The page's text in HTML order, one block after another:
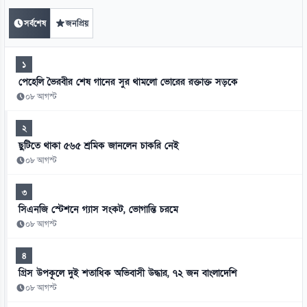
সর্বশেষ জনপ্রিয়
১
পেহেলি ভৈরবীর শেষ গানের সুর থামলো ভোরের রক্তাক্ত সড়কে
০৮ আগস্ট
২
ছুটিতে থাকা ৫৬৫ শ্রমিক জানলেন চাকরি নেই
০৮ আগস্ট
৩
সিএনজি স্টেশনে গ্যাস সংকট, ভোগান্তি চরমে
০৮ আগস্ট
৪
গ্রিস উপকূলে দুই শতাধিক অভিবাসী উদ্ধার, ৭২ জন বাংলাদেশি
০৮ আগস্ট